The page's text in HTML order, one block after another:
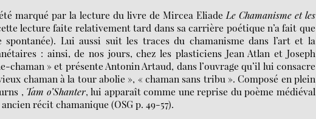
marqué par la lecture du livre de Mircea Eliade Le Chamanisme et les
lecture faite relativement tard dans sa carrière poétique n’a fait que
Lui aussi suit les traces du chamanisme dans l’art et la
: ainsi, de nos jours, chez les plasticiens Jean Atlan et Joseph
chaman » et présente Antonin Artaud, dans l’ouvrage qu’il lui consacre
chaman à la tour abolie », « chaman sans tribu ». Composé en plein
, Tam o’Shanter, lui apparaît comme une reprise du poème médiéval
récit chamanique (OSG p. 49-57).